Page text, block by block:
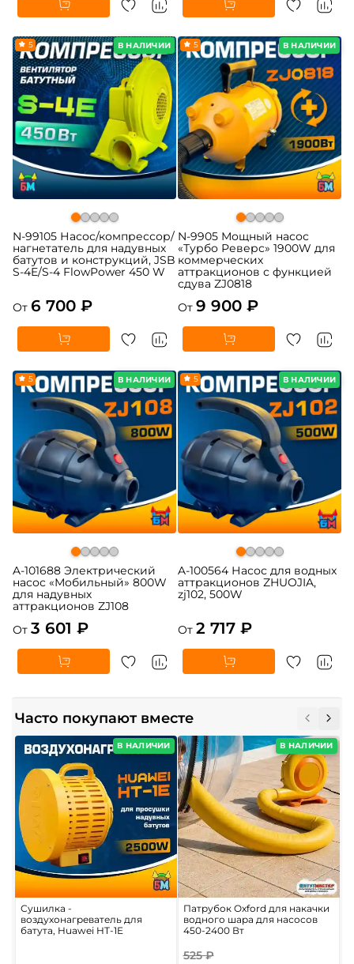
В НАЛИЧИИ
5
N-99105 Насос/компрессор/
нагнетатель для надувных
батутов и конструкций, JSB
S-4E/S-4 FlowPower 450 W
От 6 700 ₽
В НАЛИЧИИ
5
N-9905 Мощный насос
«Турбо Реверс» 1900W для
коммерческих
аттракционов с функцией
сдува ZJ0818
От 9 900 ₽
В НАЛИЧИИ
5
A-101688 Электрический
насос «Мобильный» 800W
для надувных
аттракционов ZJ108
От 3 601 ₽
В НАЛИЧИИ
5
A-100564 Насос для водных
аттракционов ZHUOJIA,
zj102, 500W
От 2 717 ₽
Часто покупают вместе
В НАЛИЧИИ
Сушилка -
воздухонагреватель для
батута, Huawei HT-1E
В НАЛИЧИИ
Патрубок Oxford для накачки
водного шара для насосов
450-2400 Вт
525 ₽